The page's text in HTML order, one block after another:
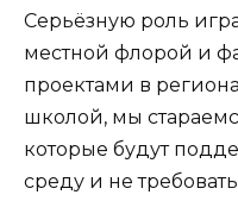
Серьёзную роль
местной флорой и
проектами в
школой, мы
которые будут
среду и не